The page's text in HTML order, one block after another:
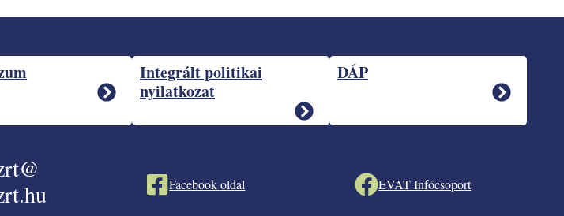
Integrált politikai
nyilatkozat
DÁP
Facebook oldal EVAT Infócsoport